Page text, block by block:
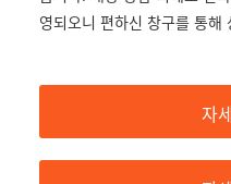
영되오니 편하신 창구를 통해
자